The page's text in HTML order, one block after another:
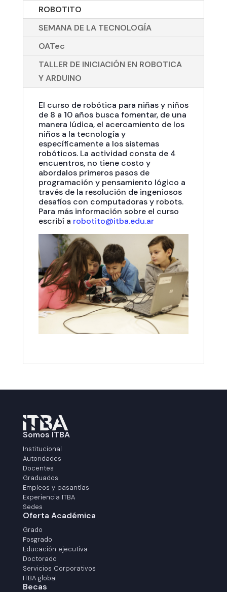
ROBOTITO
SEMANA DE LA TECNOLOGÍA
OATec
TALLER DE INICIACIÓN EN ROBOTICA
Y ARDUINO
El curso de robótica para niñas y niños
de 8 a 10 años busca fomentar, de una
manera lúdica, el acercamiento de los
niños a la tecnología y
específicamente a los sistemas
robóticos. La actividad consta de 4
encuentros, no tiene costo y
abordalos primeros pasos de
programación y pensamiento lógico a
través de la resolución de ingeniosos
desafíos con computadoras y robots.
Para más información sobre el curso
escribí a robotito@itba.edu.ar
Somos ITBA
Institucional
Autoridades
Docentes
Graduados
Empleos y pasantías
Experiencia ITBA
Sedes
Oferta Académica
Grado
Posgrado
Educación ejecutiva
Doctorado
Servicios Corporativos
ITBA global
Becas